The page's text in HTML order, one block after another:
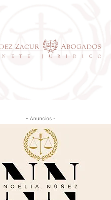
- Anuncios -